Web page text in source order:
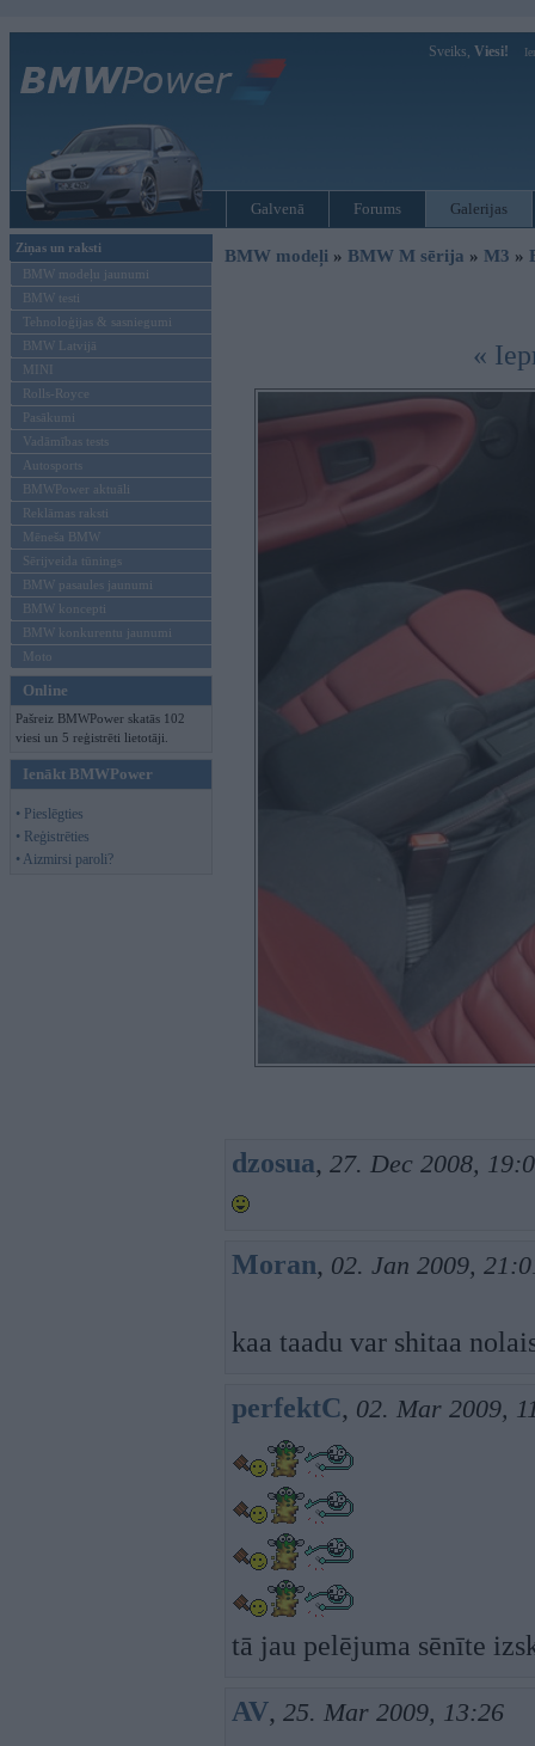
Sveiks, Viesi!
Galvenā Forums Galerijas
Ziņas un raksti
BMW modeļu jaunumi
BMW testi
Tehnoloģijas & sasniegumi
BMW Latvijā
MINI
Rolls-Royce
Pasākumi
Vadāmības tests
Autosports
BMWPower aktuāli
Reklāmas raksti
Mēneša BMW
Sērijveida tūnings
BMW pasaules jaunumi
BMW koncepti
BMW konkurentu jaunumi
Moto
Online
Pašreiz BMWPower skatās 102
viesi un 5 reģistrēti lietotāji.
Ienākt BMWPower
• Pieslēgties
• Reģistrēties
• Aizmirsi paroli?
BMW modeļi » BMW M sērija » M3 »
«
dzosua, 27. Dec 2008,
Moran, 02. Jan 2009,
kaa taadu var shitaa
perfektC, 02. Mar 2009,
tā jau pelējuma sēnīte
AV, 25. Mar 2009, 13:26